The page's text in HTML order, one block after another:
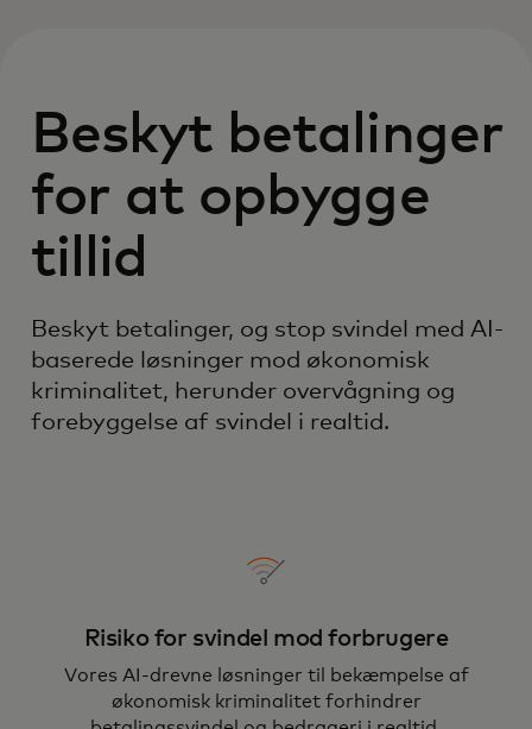
Beskyt betalinger
for at opbygge
tillid
Beskyt betalinger, og stop svindel med AI-
baserede løsninger mod økonomisk
kriminalitet, herunder overvågning og
forebyggelse af svindel i realtid.
Risiko for svindel mod forbrugere
Vores AI-drevne løsninger til bekæmpelse af
økonomisk kriminalitet forhindrer